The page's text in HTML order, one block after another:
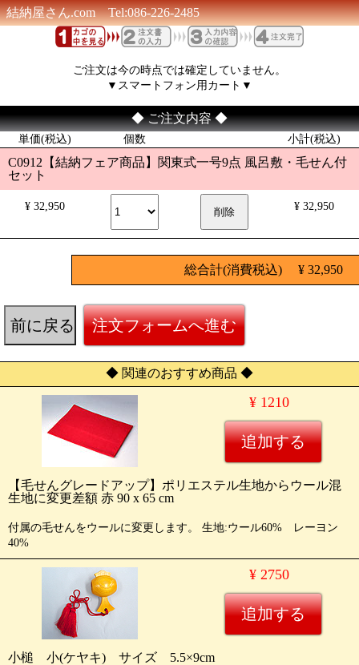
結納屋さん.com Tel:086-226-2485
ご注文は今の時点では確定していません。
▼スマートフォン用カート▼
◆ ご注文内容 ◆
単価(税込) 個数 小計(税込)
C0912【結納フェア商品】関東式一号9点 風呂敷・毛せん付
セット
¥ 32,950 ¥ 32,950
総合計(消費税込) ¥ 32,950
◆ 関連のおすすめ商品 ◆
¥ 1210
【毛せんグレードアップ】ポリエステル生地からウール混
生地に変更差額 赤 90 x 65 cm
付属の毛せんをウールに変更します。 生地:ウール60% レーヨン
40%
¥ 2750
小槌 小(ケヤキ) サイズ 5.5×9cm